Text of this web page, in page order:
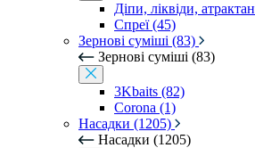
Діпи, ліквіди,
Спреї (45)
Зернові суміші (83)
Зернові суміші (83)
3Kbaits (82)
Corona (1)
Насадки (1205)
Насадки (1205)